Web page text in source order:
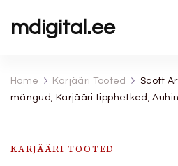
mdigital.ee
Home Karjääri Tooted
Scott
mängud, Karjääri tipphetked,
KARJÄÄRI TOOTED